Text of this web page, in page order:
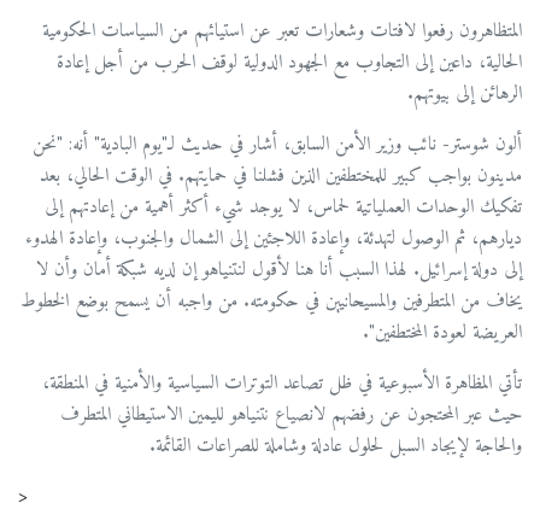
المتظاهرون رفعوا لافتات وشعارات تعبر عن استيائهم من السياسات الحكومية
الحالية، داعين إلى التجاوب مع الجهود الدولية لوقف الحرب من أجل إعادة
الرهائن إلى بيوتهم.
ألون شوستر- نائب وزير الأمن السابق، أشار في حديث لـ"يوم البادية" أنه: "نحن
مدينون بواجب كبير للمختطفين الذين فشلنا في حمايتهم. في الوقت الحالي، بعد
تفكيك الوحدات العملياتية لحماس، لا يوجد شيء أكثر أهمية من إعادتهم إلى
ديارهم، ثم الوصول لتهدئة، وإعادة اللاجئين إلى الشمال والجنوب، وإعادة الهدوء
إلى دولة إسرائيل. لهذا السبب أنا هنا لأقول لنتنياهو إن لديه شبكة أمان وأن لا
يخاف من المتطرفين والمسيحانيين في حكومته. من واجبه أن يسمح بوضع الخطوط
العريضة لعودة المختطفين".
تأتي المظاهرة الأسبوعية في ظل تصاعد التوترات السياسية والأمنية في المنطقة،
حيث عبر المحتجون عن رفضهم لانصياع نتنياهو لليمين الاستيطاني المتطرف
والحاجة لإيجاد السبل لحلول عادلة وشاملة للصراعات القائمة.
<